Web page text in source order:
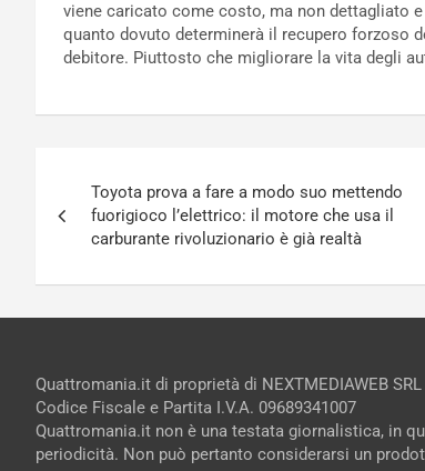
viene caricato come costo, ma non dettagliato
quanto dovuto determinerà il recupero forzoso
debitore. Piuttosto che migliorare la vita degli
articoli
Toyota prova a fare a modo suo mettendo
fuorigioco l’elettrico: il motore che usa il
carburante rivoluzionario è già realtà
Quattromania.it di proprietà di NEXTMEDIAWEB
Codice Fiscale e Partita I.V.A. 09689341007
Quattromania.it non è una testata giornalistica, in
periodicità. Non può pertanto considerarsi un